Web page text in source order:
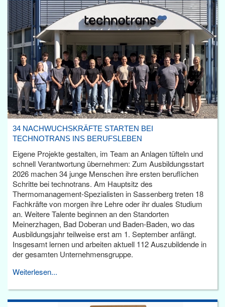
34 NACHWUCHSKRÄFTE STARTEN BEI
TECHNOTRANS INS BERUFSLEBEN
Eigene Projekte gestalten, im Team an Anlagen tüfteln und
schnell Verantwortung übernehmen: Zum Ausbildungsstart
2026 machen 34 junge Menschen ihre ersten beruflichen
Schritte bei technotrans. Am Hauptsitz des
Thermomanagement-Spezialisten in Sassenberg treten 18
Fachkräfte von morgen ihre Lehre oder ihr duales Studium
an. Weitere Talente beginnen an den Standorten
Meinerzhagen, Bad Doberan und Baden-Baden, wo das
Ausbildungsjahr teilweise erst am 1. September anfängt.
Insgesamt lernen und arbeiten aktuell 112 Auszubildende in
der gesamten Unternehmensgruppe.
Weiterlesen...